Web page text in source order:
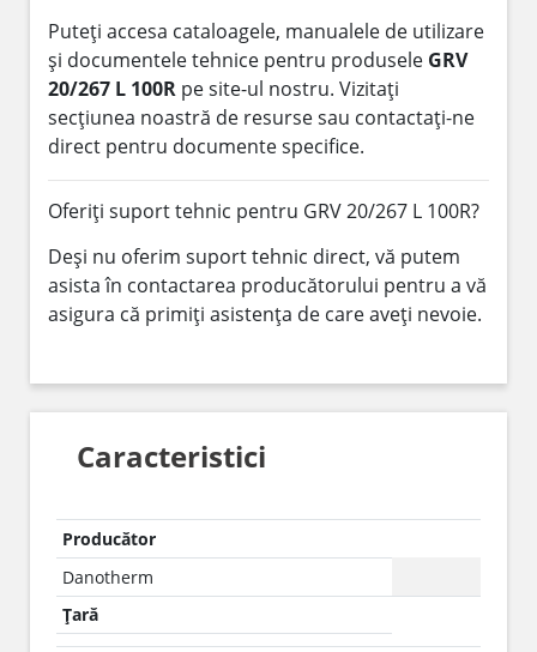
Puteți accesa cataloagele, manualele de utilizare
și documentele tehnice pentru produsele GRV
20/267 L 100R pe site-ul nostru. Vizitați
secțiunea noastră de resurse sau contactați-ne
direct pentru documente specifice.
Oferiți suport tehnic pentru GRV 20/267 L 100R?
Deși nu oferim suport tehnic direct, vă putem
asista în contactarea producătorului pentru a vă
asigura că primiți asistența de care aveți nevoie.
Caracteristici
Producător
Danotherm
Țară